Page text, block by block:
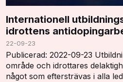
Internationell
idrottens
22-09-23
Publicerad: 2022-09-23
område och idrottares
något som eftersträvas i alla